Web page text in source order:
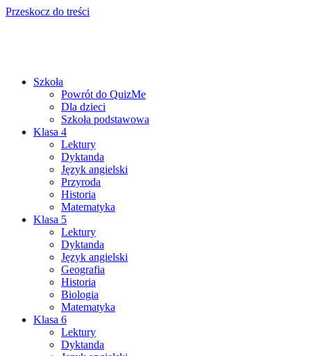
Przeskocz do treści
Szkoła
Powrót do QuizMe
Dla dzieci
Szkoła podstawowa
Klasa 4
Lektury
Dyktanda
Język angielski
Przyroda
Historia
Matematyka
Klasa 5
Lektury
Dyktanda
Język angielski
Geografia
Historia
Biologia
Matematyka
Klasa 6
Lektury
Dyktanda